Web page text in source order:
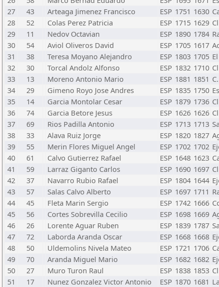
27
43 Arteaga Jimenez Francisco ESP 1751 1630
28
52 Colas Perez Patricia ESP 1715 1629
29
11 Nedov Octavian ESP 1890 1784
30
54 Aviol Oliveros David ESP 1705 1617
31
38 Teresa Moyano Alejandro ESP 1803 1705
32
30 Torcal Andolz Alfonso ESP 1832 1710
33
13 Moreno Antonio Mario ESP 1881 1851
34
29 Gimeno Royo Jose Andres ESP 1835 1750
35
14 Garcia Montolar Cesar ESP 1879 1736
36
74 Garcia Betore Jesus ESP 1626 1626
37
69 Rios Padilla Antonio ESP 1713 1713
38
33 Alava Ruiz Jorge ESP 1820 1827
39
55 Merin Flores Miguel Angel ESP 1702 1702
40
61 Calvo Gutierrez Rafael ESP 1648 1623
41
59 Larraz Giganto Carlos ESP 1690 1697
42
37 Navarro Rubio Rafael ESP 1804 1644
43
57 Salas Calvo Alberto ESP 1697 1711
44
45 Fleta Marin Sergio ESP 1742 1666
45
56 Cortes Sobrevilla Cecilio ESP 1698 1669
46
26 Lorente Aguar Ruben ESP 1839 1787
47
72 Laborda Aranda Oscar ESP 1668 1668
48
50 Uldemolins Nivela Mateo ESP 1721 1706
49
70 Aranda Miguel Mario ESP 1682 1682
50
27 Muro Turon Raul ESP 1838 1853
51
17 Nunez Gonzalez Victor Antonio ESP 1870 1681